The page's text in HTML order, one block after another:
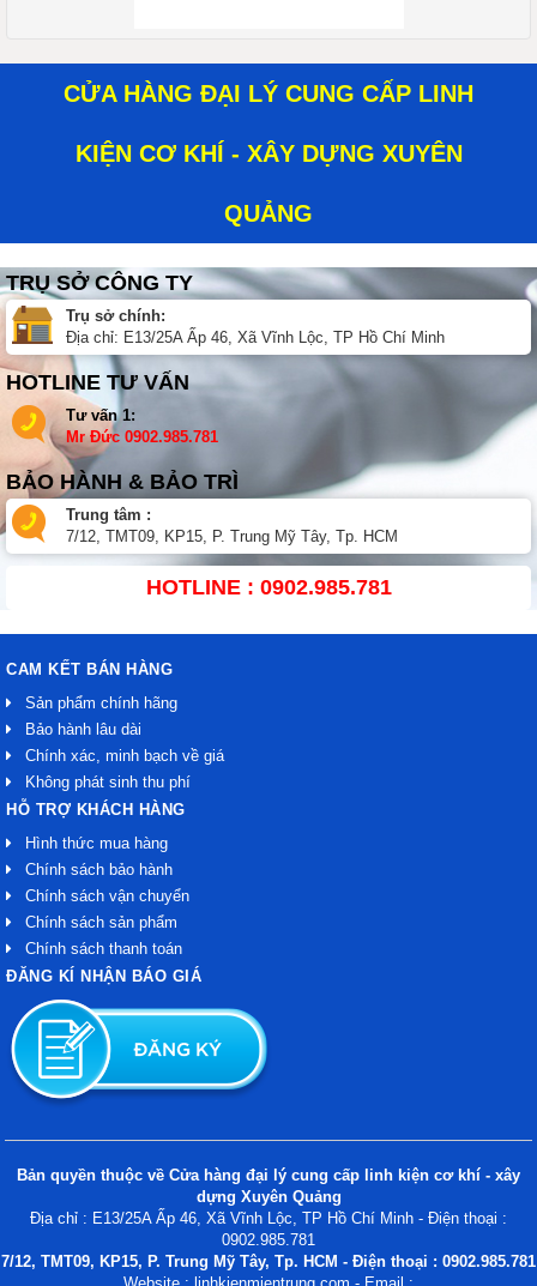
CỬA HÀNG ĐẠI LÝ CUNG CẤP LINH
KIỆN CƠ KHÍ - XÂY DỰNG XUYÊN
QUẢNG
TRỤ SỞ CÔNG TY
Trụ sở chính:
Địa chỉ: E13/25A Ấp 46, Xã Vĩnh Lộc, TP Hồ Chí Minh
HOTLINE TƯ VẤN
Tư vấn 1:
Mr Đức 0902.985.781
BẢO HÀNH & BẢO TRÌ
Trung tâm :
7/12, TMT09, KP15, P. Trung Mỹ Tây, Tp. HCM
HOTLINE : 0902.985.781
CAM KẾT BÁN HÀNG
Sản phẩm chính hãng
Bảo hành lâu dài
Chính xác, minh bạch về giá
Không phát sinh thu phí
HỖ TRỢ KHÁCH HÀNG
Hình thức mua hàng
Chính sách bảo hành
Chính sách vận chuyển
Chính sách sản phẩm
Chính sách thanh toán
ĐĂNG KÍ NHẬN BÁO GIÁ
Bản quyền thuộc về Cửa hàng đại lý cung cấp linh kiện cơ khí - xây
dựng Xuyên Quảng
Địa chỉ : E13/25A Ấp 46, Xã Vĩnh Lộc, TP Hồ Chí Minh - Điện thoại :
0902.985.781
7/12, TMT09, KP15, P. Trung Mỹ Tây, Tp. HCM - Điện thoại : 0902.985.781